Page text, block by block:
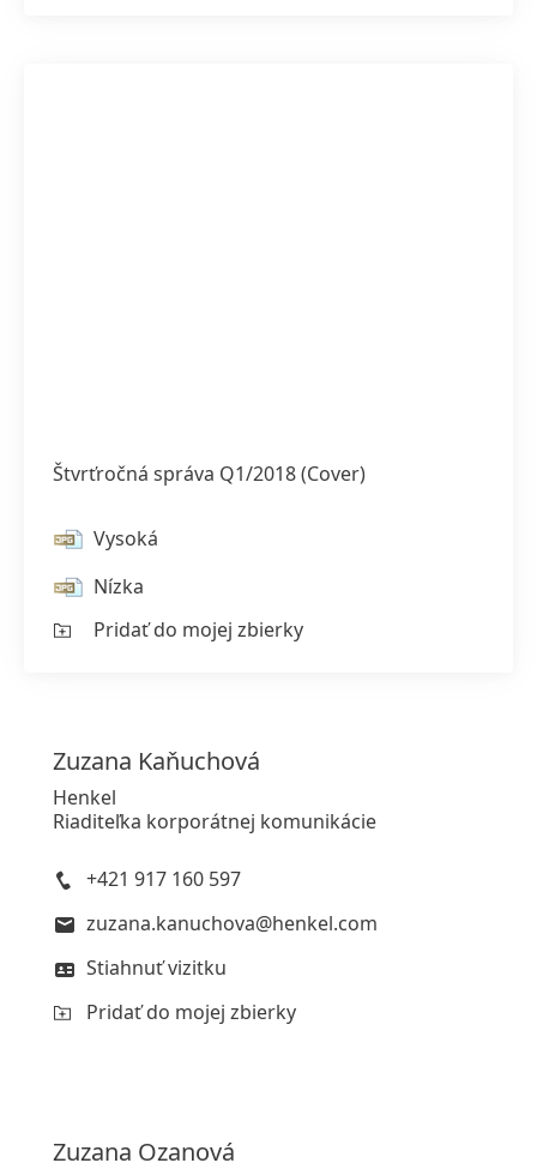
Štvrťročná správa Q1/2018(Cover)
Vysoká
Nízka
Pridať do mojej zbierky
Zuzana Kaňuchová
Henkel
Riaditeľka korporátnej komunikácie
+421 917 160 597
zuzana.kanuchova@henkel.com
Stiahnuť vizitku
Pridať do mojej zbierky
Zuzana Ozanová